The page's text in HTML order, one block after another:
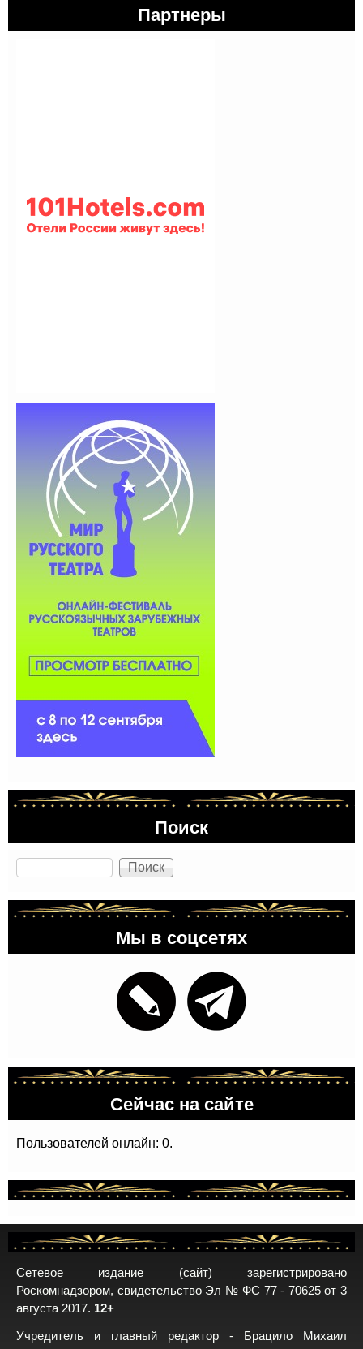
Партнеры
Поиск
Поиск
Мы в соцсетях
Сейчас на сайте
Пользователей онлайн: 0.
Сетевое издание (сайт) зарегистрировано
Роскомнадзором, свидетельство Эл № ФС 77 - 70625 от 3
августа 2017. 12+
Учредитель и главный редактор - Брацило Михаил